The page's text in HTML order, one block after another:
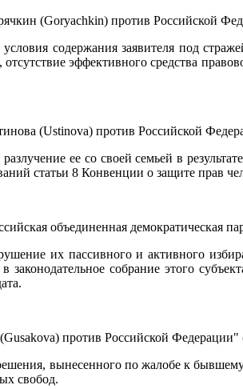
(Goryachkin) против Российской
содержания заявителя под
отсутствие эффективного средства
(Ustinova) против Российской
ее со своей семьей в
статьи 8 Конвенции о защите прав
объединенная демократическая
их пассивного и активного
законодательное собрание этого
против Российской
вынесенного по жалобе к
свобод.